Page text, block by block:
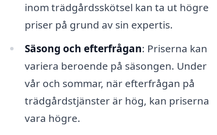
inom trädgårdsskötsel kan ta ut högre
priser på grund av sin expertis.
Säsong och efterfrågan: Priserna kan
variera beroende på säsongen. Under
vår och sommar, när efterfrågan på
trädgårdstjänster är hög, kan priserna
vara högre.